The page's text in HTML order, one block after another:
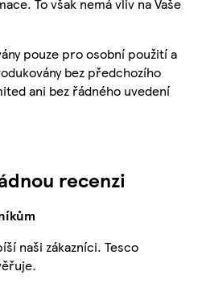
To však nemá vliv na Vaše
pouze pro osobní použití a
bez předchozího
ani bez řádného uvedení
recenzi
naši zákazníci. Tesco